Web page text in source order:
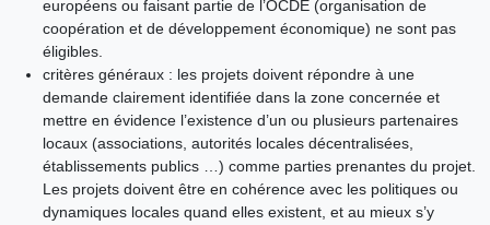
européens ou faisant partie de l’OCDE (organisation de
coopération et de développement économique) ne sont pas
éligibles.
critères généraux : les projets doivent répondre à une
demande clairement identifiée dans la zone concernée et
mettre en évidence l’existence d’un ou plusieurs partenaires
locaux (associations, autorités locales décentralisées,
établissements publics …) comme parties prenantes du projet.
Les projets doivent être en cohérence avec les politiques ou
dynamiques locales quand elles existent, et au mieux s’y